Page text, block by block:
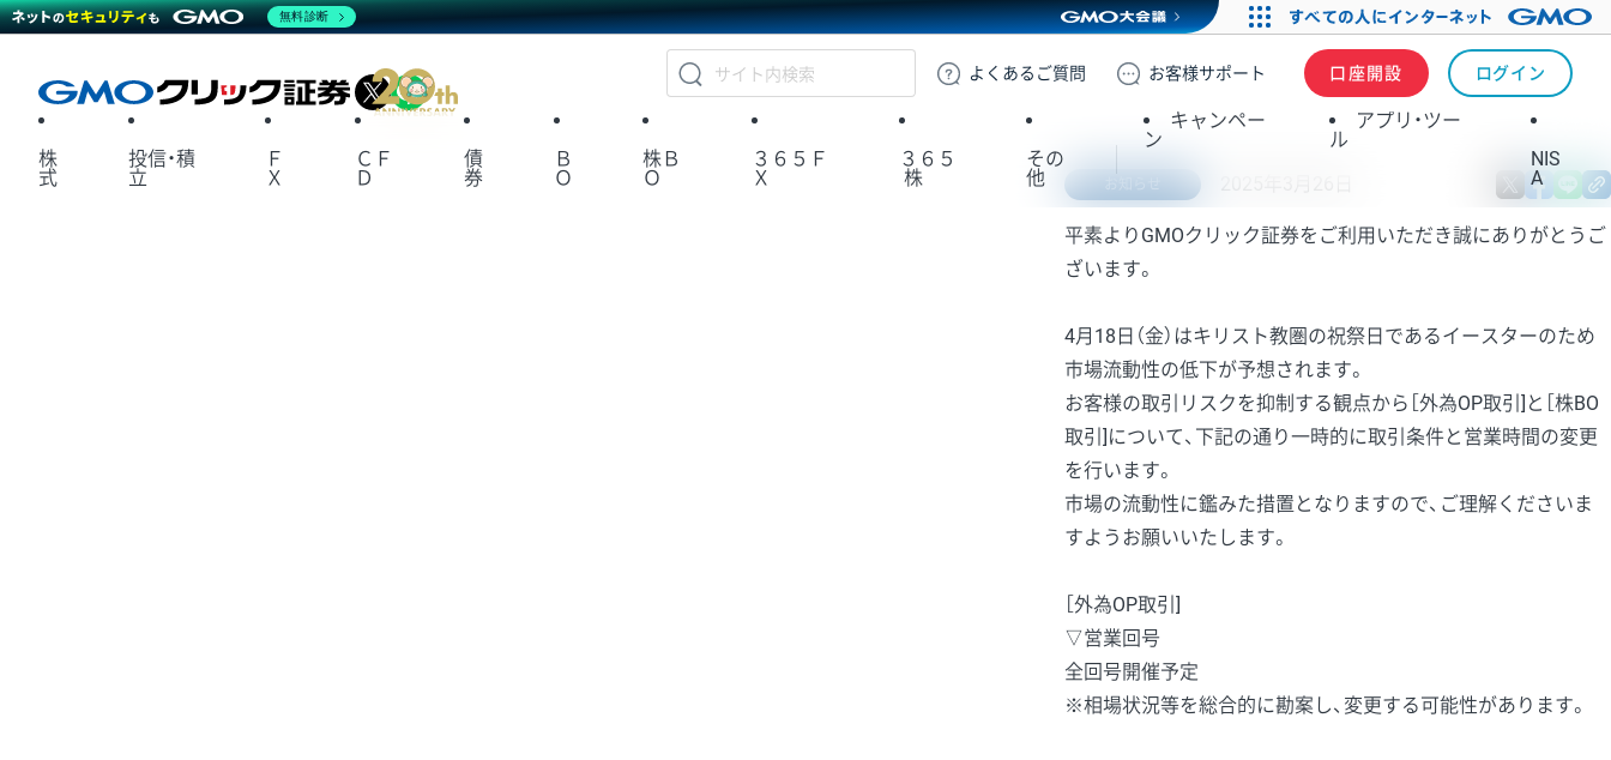
GMOクリック証券
よくある ご質問 お客様サポート 口座開設 ログイン
X
株
式
投信・積
立
Ｆ
Ｘ
ＣＦ
Ｄ
債
券
Ｂ
Ｏ
株Ｂ
Ｏ
３６５Ｆ
Ｘ
３６５
株
その
他
キャンペー
ン
アプリ・ツー
ル
NIS
A
X
平素よりGMOクリック証券をご利用いただき誠にありがとうご
ざいます。
4月18日（金）はキリスト教圏の祝祭日であるイースターのため
市場流動性の低下が予想されます。
お客様の取引リスクを抑制する観点から［外為OP取引]と［株BO
取引]について、下記の通り一時的に取引条件と営業時間の変更
を行います。
市場の流動性に鑑みた措置となりますので、ご理解くださいま
すようお願いいたします。
［外為OP取引]
▽営業回号
全回号開催予定
※相場状況等を総合的に勘案し、変更する可能性があります。
無料診断